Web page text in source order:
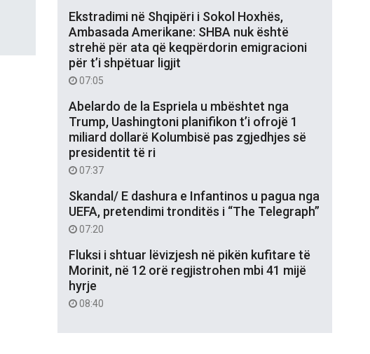
Ekstradimi në Shqipëri i Sokol Hoxhës,
Ambasada Amerikane: SHBA nuk është
strehë për ata që keqpërdorin emigracioni
për t’i shpëtuar ligjit
07:05
Abelardo de la Espriela u mbështet nga
Trump, Uashingtoni planifikon t’i ofrojë 1
miliard dollarë Kolumbisë pas zgjedhjes së
presidentit të ri
07:37
Skandal/ E dashura e Infantinos u pagua nga
UEFA, pretendimi tronditës i “The Telegraph”
07:20
Fluksi i shtuar lëvizjesh në pikën kufitare të
Morinit, në 12 orë regjistrohen mbi 41 mijë
hyrje
08:40